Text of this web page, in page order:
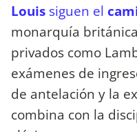
Louis siguen el
monarquía
privados como
exámenes de
de antelación y la
combina con la